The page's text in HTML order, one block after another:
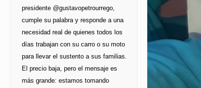
presidente @gustavopetrourrego,
cumple su palabra y responde a una
necesidad real de quienes todos los
días trabajan con su carro o su moto
para llevar el sustento a sus familias.
El precio baja, pero el mensaje es
más grande: estamos tomando